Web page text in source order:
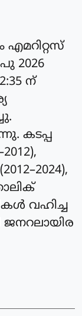
എമറിറ്റസ്
2026
ന്
കടപ്പ
വഹിച്ച
ജനറലായിര